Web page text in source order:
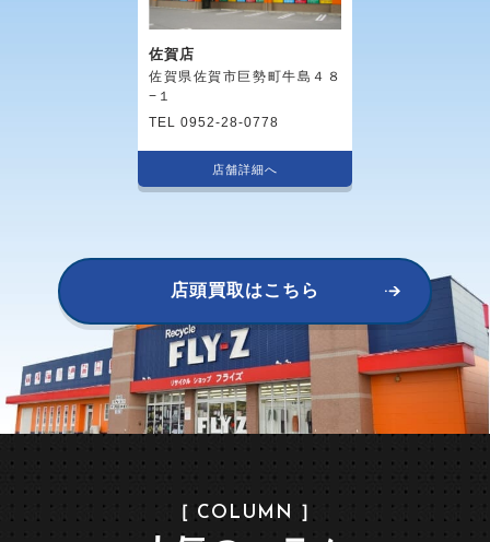
佐賀店
佐賀県佐賀市巨勢町牛島４８
−１
TEL 0952-28-0778
店舗詳細へ
店頭買取はこちら
［ COLUMN ］